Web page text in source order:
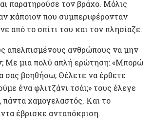
παρατηρούσε τον βράχο. Μόλις
κάποιον που συμπεριφέρονταν
από το σπίτι του και τον πλησίαζε.
απελπισμένους ανθρώπους να μην
Με μια πολύ απλή ερώτηση: «Μπορώ
σας βοηθήσω; Θέλετε να έρθετε
ένα φλιτζάνι τσάι;» τους έλεγε
χαμογελαστός. Και το
έβρισκε ανταπόκριση.